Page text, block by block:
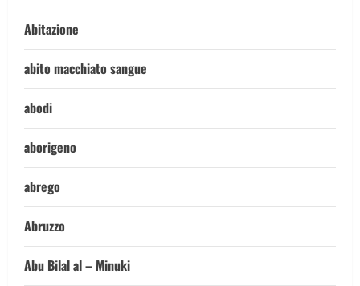
Abitazione
abito macchiato sangue
abodi
aborigeno
abrego
Abruzzo
Abu Bilal al – Minuki